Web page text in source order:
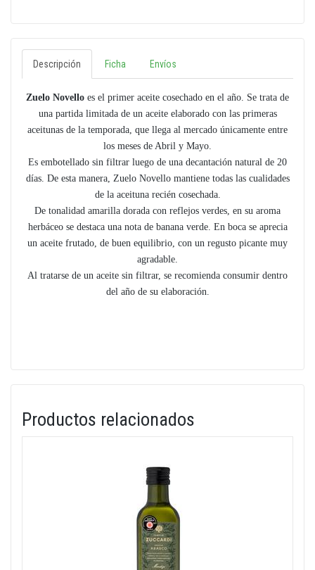
Descripción Ficha Envíos
Zuelo Novello es el primer aceite cosechado en el año. Se trata de
una partida limitada de un aceite elaborado con las primeras
aceitunas de la temporada, que llega al mercado únicamente entre
los meses de Abril y Mayo.
Es embotellado sin filtrar luego de una decantación natural de 20
días. De esta manera, Zuelo Novello mantiene todas las cualidades
de la aceituna recién cosechada.
De tonalidad amarilla dorada con reflejos verdes, en su aroma
herbáceo se destaca una nota de banana verde. En boca se aprecia
un aceite frutado, de buen equilibrio, con un regusto picante muy
agradable.
Al tratarse de un aceite sin filtrar, se recomienda consumir dentro
del año de su elaboración.
Productos relacionados